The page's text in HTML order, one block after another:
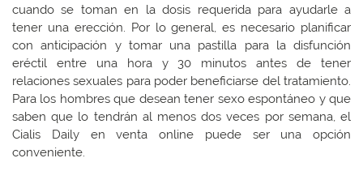
cuando se toman en la dosis requerida para ayudarle a
tener una erección. Por lo general, es necesario planificar
con anticipación y tomar una pastilla para la disfunción
eréctil entre una hora y 30 minutos antes de tener
relaciones sexuales para poder beneficiarse del tratamiento.
Para los hombres que desean tener sexo espontáneo y que
saben que lo tendrán al menos dos veces por semana, el
Cialis Daily en venta online puede ser una opción
conveniente.